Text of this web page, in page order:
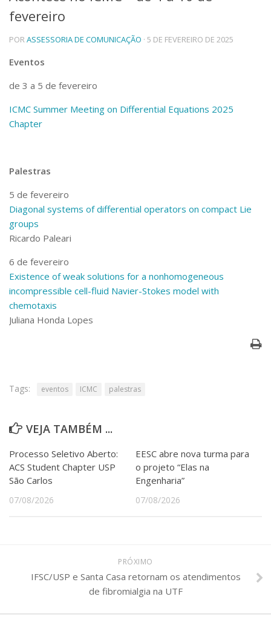
Telefones e Mapas
Pessoas
Ensino
Graduação
Educação a distância
Pesquisa e Inovação
Iniciação Científica
Empresas Juniores
Extensão à Comunidade
Projetos, Programas e Cursos
Museus e Espaços Interativos
Serviços
Bibliotecas
Apoio ao Estudante
Segurança, Trânsito e Prevenção
Aplicativos e Sites
Defesa de Teses
fevereiro
PORASSESSORIA DE COMUNICAÇÃO · 5 DE FEVEREIRO DE 2025
Eventos
de 3 a 5 de fevereiro
ICMC Summer Meeting on Differential Equations 2025
Chapter
Palestras
5 de fevereiro
Diagonal systems of differential operators on compact Lie
groups
Ricardo Paleari
6 de fevereiro
Existence of weak solutions for a nonhomogeneous
incompressible cell-fluid Navier-Stokes model with
chemotaxis
Juliana Honda Lopes
Tags: eventos ICMC palestras
VEJA TAMBÉM ...
Processo Seletivo Aberto:
ACS Student Chapter USP
São Carlos
07/08/2026
EESC abre nova turma para
o projeto “Elas na
Engenharia”
07/08/2026
PRÓXIMO
IFSC/USP e Santa Casa retornam os atendimentos
de fibromialgia na UTF